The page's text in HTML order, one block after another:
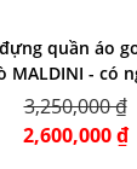
quần áo
MALDINI - có
đựng giày
3,250,000 ₫
2,600,000 ₫